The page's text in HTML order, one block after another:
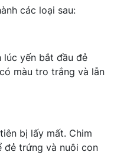
các loại sau:
yến bắt đầu đẻ
màu tro trắng và lẫn
bị lấy mất. Chim
đẻ trứng và nuôi con